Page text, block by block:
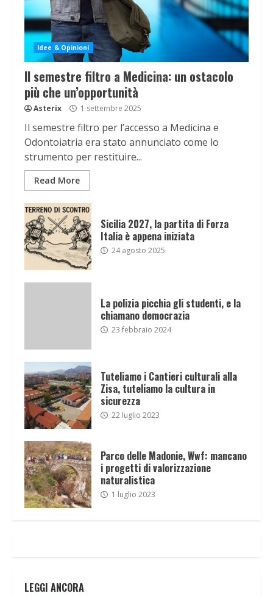
Idee & Opinioni
Il semestre filtro a Medicina: un ostacolo
più che un’opportunità
Asterix 1 settembre 2025
Il semestre filtro per l’accesso a Medicina e
Odontoiatria era stato annunciato come lo
strumento per restituire...
Read More
Sicilia 2027, la partita di Forza
Italia è appena iniziata
24 agosto 2025
La polizia picchia gli studenti, e la
chiamano democrazia
23 febbraio 2024
Tuteliamo i Cantieri culturali alla
Zisa, tuteliamo la cultura in
sicurezza
22 luglio 2023
Parco delle Madonie, Wwf: mancano
i progetti di valorizzazione
naturalistica
1 luglio 2023
LEGGI ANCORA